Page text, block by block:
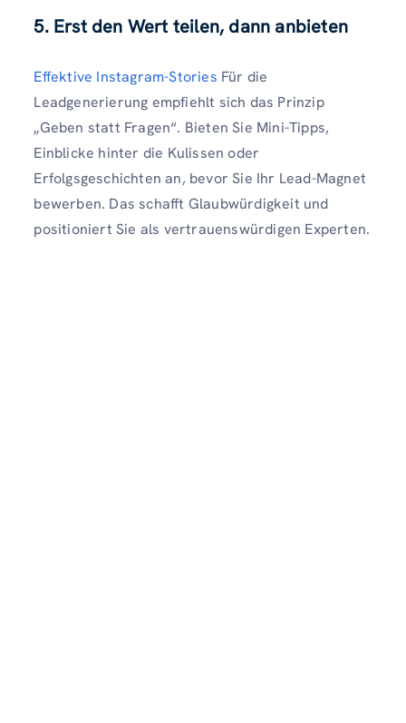
5. Erst den Wert teilen, dann anbieten
Effektive Instagram-Stories Für die
Leadgenerierung empfiehlt sich das Prinzip
„Geben statt Fragen“. Bieten Sie Mini-Tipps,
Einblicke hinter die Kulissen oder
Erfolgsgeschichten an, bevor Sie Ihr Lead-Magnet
bewerben. Das schafft Glaubwürdigkeit und
positioniert Sie als vertrauenswürdigen Experten.